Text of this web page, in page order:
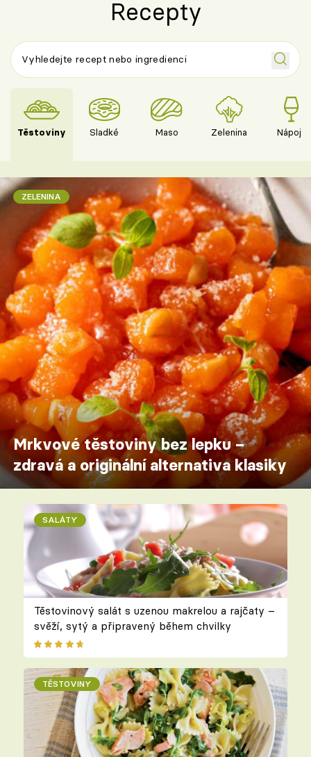
Recepty
Těstoviny Sladké Maso Zelenina Nápoje
ZELENINA
Mrkvové těstoviny bez lepku –
zdravá a originální alternativa klasiky
SALÁTY
Těstovinový salát s uzenou makrelou a rajčaty –
svěží, sytý a připravený během chvilky
TĚSTOVINY